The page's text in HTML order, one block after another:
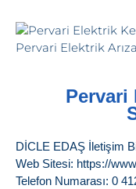
Pervari
DİCLE EDAŞ İletişim
Web Sitesi: https://
Telefon Numarası: 0